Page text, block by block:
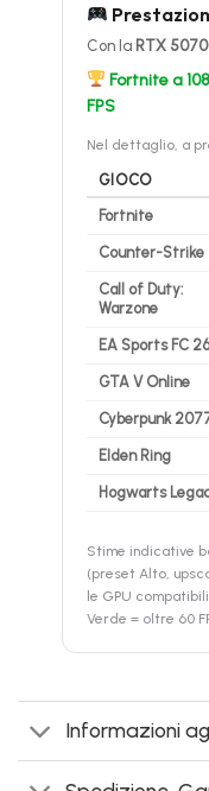
Con la RTX 5070
Fortnite a
FPS
Nel dettaglio, a
GIOCO
Fortnite
Counter-Strike
Call of Duty:
Warzone
EA Sports FC 26
GTA V Online
Cyberpunk
Elden Ring
Hogwarts
Stime indicative
(preset Alto,
le GPU
Verde = oltre 60
Informazioni